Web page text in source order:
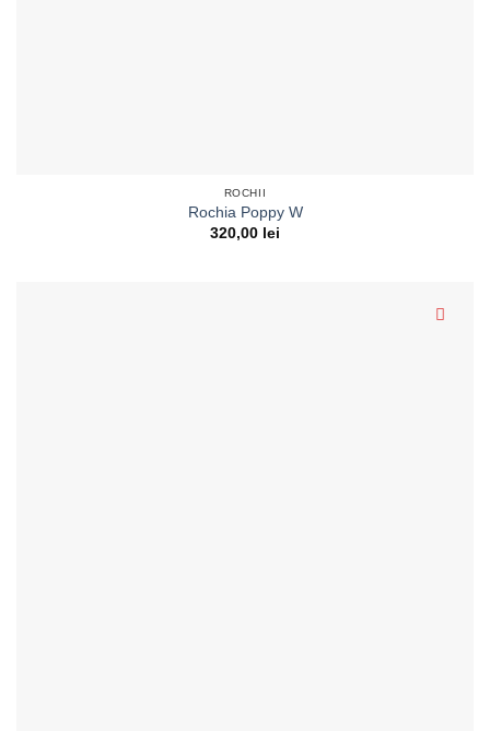
ROCHII
Rochia Poppy W
320,00 lei